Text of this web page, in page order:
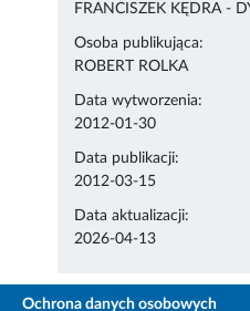
FRANCISZEK KĘDRA -
Osoba publikująca:
ROBERT ROLKA
Data wytworzenia:
2012-01-30
Data publikacji:
2012-03-15
Data aktualizacji:
2026-04-13
Ochrona danych osobowych